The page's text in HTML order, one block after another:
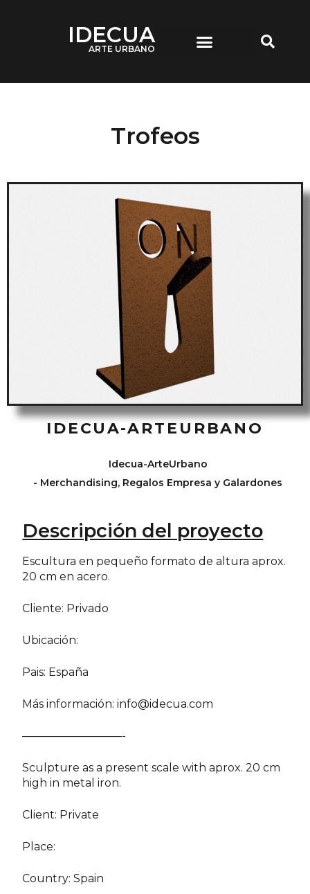
IDECUA
ARTE URBANO
Trofeos
IDECUA-ARTEURBANO
Idecua-ArteUrbano
- Merchandising, Regalos Empresa y Galardones
Descripción del proyecto
Escultura en pequeño formato de altura aprox.
20 cm en acero.
Cliente: Privado
Ubicación:
Pais: España
Más información:info@idecua.com
—————————-
Sculpture as a present scale with aprox. 20 cm
high in metal iron.
Client: Private
Place:
Country: Spain